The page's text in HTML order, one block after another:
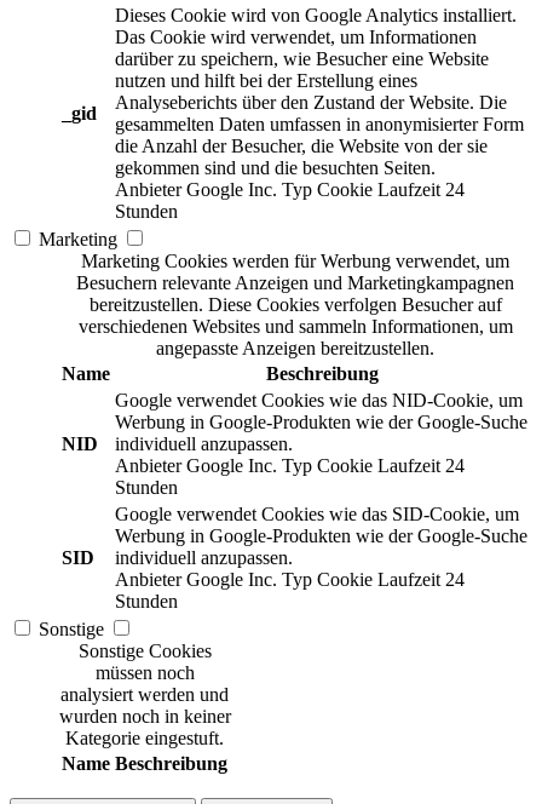
_gid
Dieses Cookie wird von Google Analytics installiert.
Das Cookie wird verwendet, um Informationen
darüber zu speichern, wie Besucher eine Website
nutzen und hilft bei der Erstellung eines
Analyseberichts über den Zustand der Website. Die
gesammelten Daten umfassen in anonymisierter Form
die Anzahl der Besucher, die Website von der sie
gekommen sind und die besuchten Seiten.
Anbieter Google Inc. Typ Cookie Laufzeit 24
Stunden
Marketing
Marketing Cookies werden für Werbung verwendet, um
Besuchern relevante Anzeigen und Marketingkampagnen
bereitzustellen. Diese Cookies verfolgen Besucher auf
verschiedenen Websites und sammeln Informationen, um
angepasste Anzeigen bereitzustellen.
Name
Beschreibung
NID
Google verwendet Cookies wie das NID-Cookie, um
Werbung in Google-Produkten wie der Google-Suche
individuell anzupassen.
Anbieter Google Inc. Typ Cookie Laufzeit 24
Stunden
SID
Google verwendet Cookies wie das SID-Cookie, um
Werbung in Google-Produkten wie der Google-Suche
individuell anzupassen.
Anbieter Google Inc. Typ Cookie Laufzeit 24
Stunden
Sonstige
Sonstige Cookies
müssen noch
analysiert werden und
wurden noch in keiner
Kategorie eingestuft.
Name Beschreibung